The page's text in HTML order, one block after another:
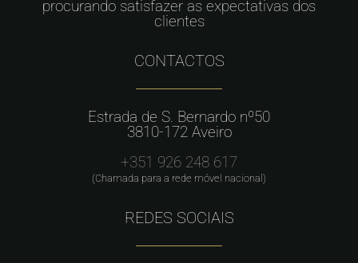
procurando satisfazer as expectativas dos
clientes
CONTACTOS
Estrada de S. Bernardo nº50
3810-172 Aveiro
+351 926 248 617
(Chamada para a rede móvel nacional)
REDES SOCIAIS